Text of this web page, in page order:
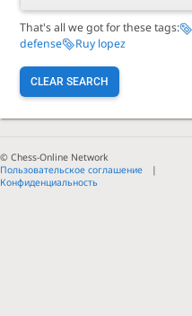
That's all we got for these tags:
defense
Ruy lopez
CLEAR SEARCH
© Chess-Online Network
Пользовательское соглашение
Конфиденциальность